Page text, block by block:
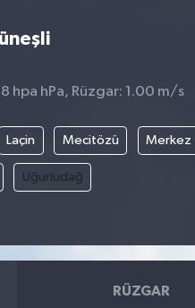
hpa hPa, Rüzgar: 1.00 m/s
Laçin Mecitözü Merkez
Uğurludağ
RÜZGAR